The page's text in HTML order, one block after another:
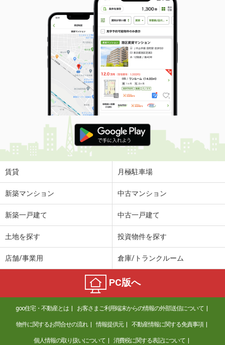
39.89m²
間取り
1LDK
和歌山県紀の川市中三谷
価 格
4.85万円
住 所
和歌山県紀の川市中三谷
専有面積 58.86m²
間取り
2LDK
和歌山県和歌山市松江東２丁目
価 格
5.90万円
住 所
和歌山県和歌山市松江東２丁目
専有面積
和歌山県和歌山市加納
5.90万円
和歌山県紀の川市中三谷
4.85万円
住 所
和歌山県紀の川市中三谷
専有面積 58.86m²
間取り
2LDK
和歌山県和歌山市中之島
賃貸 月極駐車場
新築マンション 中古マンション
新築一戸建て 中古一戸建て
土地を探す 投資物件を探す
店舗/事業用 倉庫/トランクルーム
PC版へ
goo住宅・不動産とは お客さまご利用端末からの情報の外部送信について
物件に関するお問合せの流れ 情報提供元 不動産情報に関する免責事項
個人情報の取り扱いについて 消費税に関する表記について